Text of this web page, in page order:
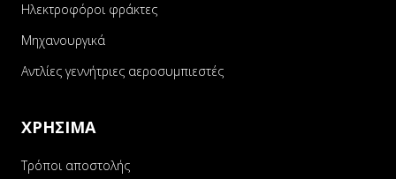
Ηλεκτροφόροι φράκτες
Μηχανουργικά
Αντλίες γεννήτριες αεροσυμπιεστές
ΧΡΗΣΙΜΑ
Τρόποι αποστολής